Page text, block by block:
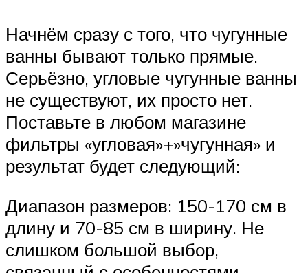
Начнём сразу с того, что чугунные
ванны бывают только прямые.
Серьёзно, угловые чугунные ванны
не существуют, их просто нет.
Поставьте в любом магазине
фильтры «угловая»+»чугунная» и
результат будет следующий:
Диапазон размеров: 150-170 см в
длину и 70-85 см в ширину. Не
слишком большой выбор,